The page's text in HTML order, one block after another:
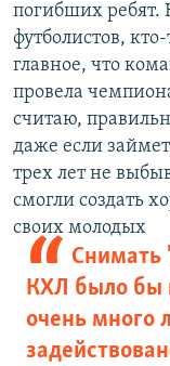
погибших ребят.
футболистов,
главное, что
провела
считаю,
даже если
трех лет не
смогли создать
своих молодых
Снимать
КХЛ было бы
очень много